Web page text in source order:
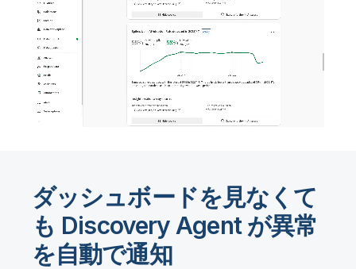
Talend
ダッシュボードを見なくて
も Discovery Agent が異常
を自動で通知